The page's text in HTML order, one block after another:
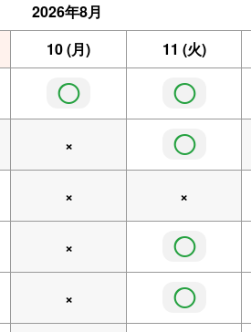
2026年8月
10(月) 11 (火)
◯ ◯
× ◯
× ×
× ◯
× ◯